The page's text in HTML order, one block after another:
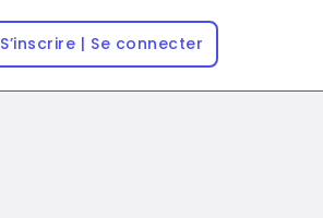
S’inscrire | Se connecter